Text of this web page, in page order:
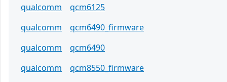
qualcomm
qcm6125
qualcomm
qcm6490_firmware
qualcomm
qcm6490
qualcomm
qcm8550_firmware